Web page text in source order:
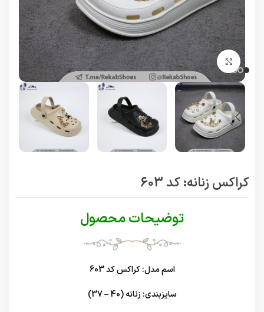
برای بزرگنمایی کلیک کنید
کراکس زنانه: کد 603
توضیحات محصول
اسم مدل: کراکس کد 603
سایزبندی: زنانه (40 – 37)